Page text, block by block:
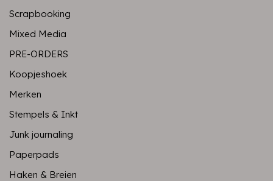
Scrapbooking
Mixed Media
PRE-ORDERS
Koopjeshoek
Merken
Stempels & Inkt
Junk journaling
Paperpads
Haken & Breien